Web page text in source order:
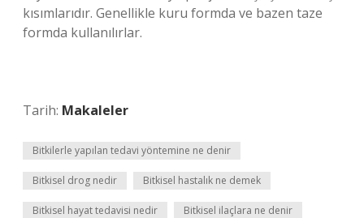
kısımlarıdır. Genellikle kuru formda ve bazen taze
formda kullanılırlar.
Tarih: Makaleler
Bitkilerle yapılan tedavi yöntemine ne denir
Bitkisel drog nedir Bitkisel hastalık ne demek
Bitkisel hayat tedavisi nedir Bitkisel ilaçlara ne denir